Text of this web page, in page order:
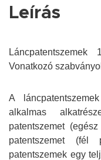
Leírás
Vonatkozó
A
alkalmas
patentszemet
patentszemet
patentszemek egy